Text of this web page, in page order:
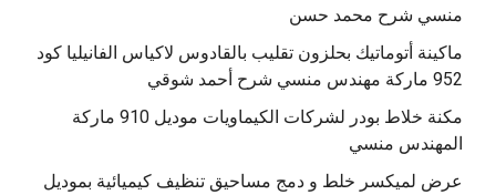
منسي شرح محمد حسن
‫ماكينة أتوماتيك بحلزون تقليب بالقادوس لاكياس الفانيليا كود
مكنة خلاط بودر لشركات الكيماويات موديل 910 ماركة
المهندس منسي
عرض لميكسر خلط و دمج مساحيق تنظيف كيميائية بموديل